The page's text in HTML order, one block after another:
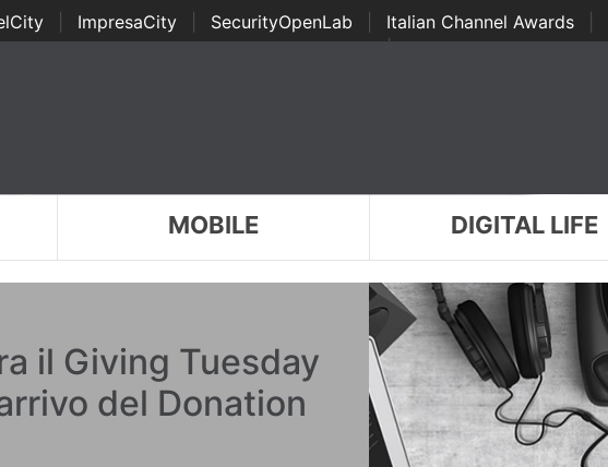
ImpresaCity SecurityOpenLab Italian Channel Awards
Awards | ...
MOBILE DIGITAL LIFE
il Giving Tuesday
del Donation